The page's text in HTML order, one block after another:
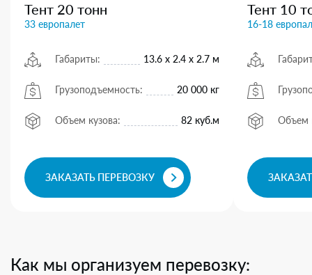
Тент 20 тонн
33 европалет
Габариты: 13.6 х 2.4 х 2.7 м
Грузоподъемность: 20 000 кг
Объем кузова: 82 куб.м
ЗАКАЗАТЬ ПЕРЕВОЗКУ
Тент 10
16-18
Объем
Как мы организуем перевозку: